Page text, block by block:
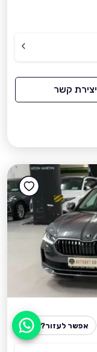
יצירת קשר
אפשר לעזור?